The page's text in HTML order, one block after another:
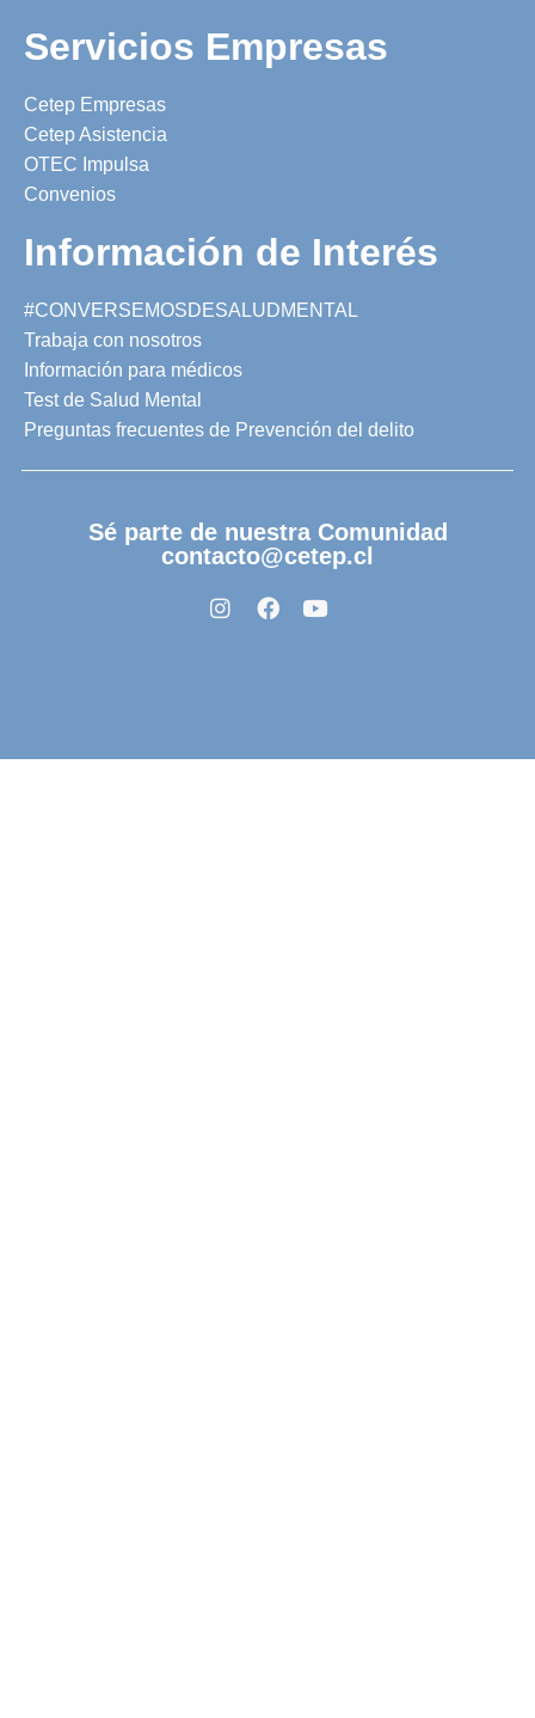
Servicios Empresas
Cetep Empresas
Cetep Asistencia
OTEC Impulsa
Convenios
Información de Interés
#CONVERSEMOSDESALUDMENTAL
Trabaja con nosotros
Información para médicos
Test de Salud Mental
Preguntas frecuentes de Prevención del delito
Sé parte de nuestra Comunidad
contacto@cetep.cl